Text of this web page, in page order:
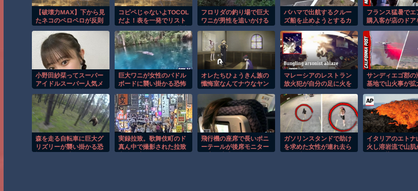
【破壊力MAX】下から見
たネコのペロペロが反則
コピペじゃないよTOCOL
だよ！表を一発でリスト
と実践
フロリダの釣り場で巨大
ワニが男性を追いかける
バハマで出航するクルー
ズ船を止めようとするカ
フランス猛暑でエ
購入客が店のドア
小野田紗栞ってスーパー
アイドルスーパー人気メ
よな？
巨大ワニが女性のパドル
ボードに襲い掛かる恐怖
オレたちひょうきん族の
懺悔室なんてナウなヤン
マレーシアのレストラン
放火犯が自分の足に火を
サンディエゴ郡の
基地で山火事が拡
森を走る自転車に巨大グ
リズリーが襲い掛かる恐
実録拉致。歌舞伎町のド
真ん中で撮影された拉致
飛行機の座席で長いポニ
ーテールが後席モニター
ガソリンスタンドで助け
を求めた女性が連れ去ら
イタリアのエトナ
火し溶岩流で山肌